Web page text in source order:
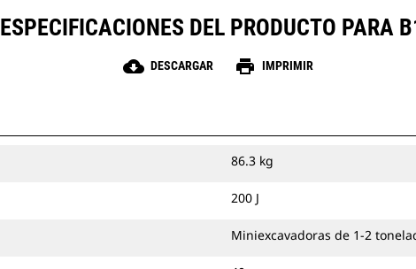
ESPECIFICACIONES DEL PRODUCTO PARA
cloud_download DESCARGAR print IMPRIMIR
86.3 kg
200 J
Miniexcavadoras de 1-2